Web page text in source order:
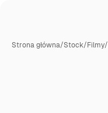
Strona główna/Stock/Filmy/